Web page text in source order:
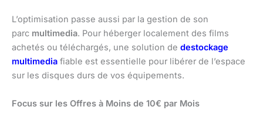
L’optimisation passe aussi par la gestion de son
parc multimedia. Pour héberger localement des films
achetés ou téléchargés, une solution de destockage
multimedia fiable est essentielle pour libérer de l’espace
sur les disques durs de vos équipements.
Focus sur les Offres à Moins de 10€ par Mois